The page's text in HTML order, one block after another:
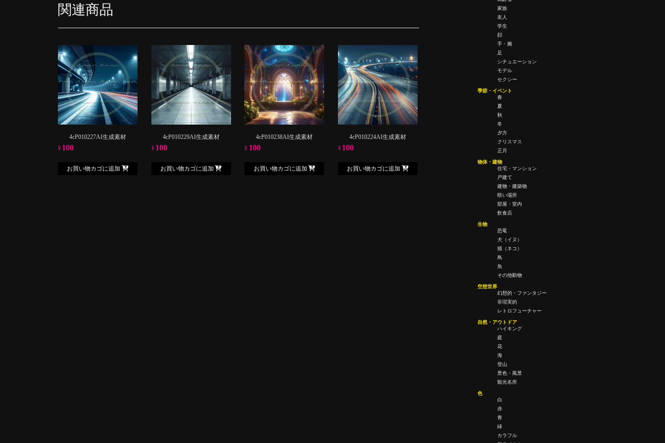
関連商品
4cP010227AI生成素材
¥ 100
お買い物カゴに追加
4cP010229AI生成素材
¥ 100
お買い物カゴに追加
4cP010238AI生成素材
¥ 100
お買い物カゴに追加
4cP010224AI生成素材
¥ 100
お買い物カゴに追加
家族
友人
学生
顔
手・腕
足
シチュエーション
モデル
セクシー
季節・イベント
春
夏
秋
冬
夕方
クリスマス
正月
物体・建物
住宅・マンション
戸建て
建物・建築物
暗い場所
部屋・室内
飲食店
生物
恐竜
犬（イヌ）
猫（ネコ）
鳥
魚
その他動物
空想世界
幻想的・ファンタジー
非現実的
レトロフューチャー
自然・アウトドア
ハイキング
庭
花
海
登山
景色・風景
観光名所
色
白
赤
青
緑
カラフル